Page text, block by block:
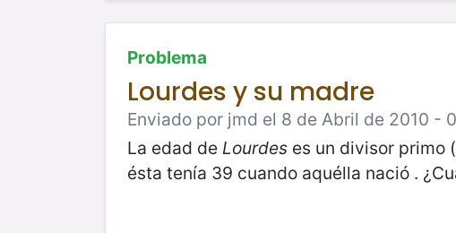
Problema
Lourdes y su madre
Enviado por jmd el 8 de Abril de 2010 -
La edad de Lourdes es un divisor primo
ésta tenía 39 cuando aquélla nació .